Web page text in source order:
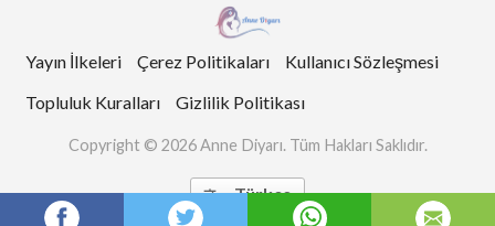
Yayın İlkeleri Çerez Politikaları
Kullanıcı Sözleşmesi
Topluluk Kuralları
Gizlilik Politikası
Copyright © 2026 Anne Diyarı. Tüm Hakları Saklıdır.
 Türkçe